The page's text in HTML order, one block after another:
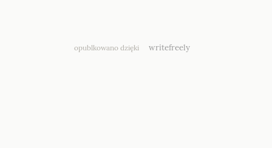
opublkowano dzięki writefreely